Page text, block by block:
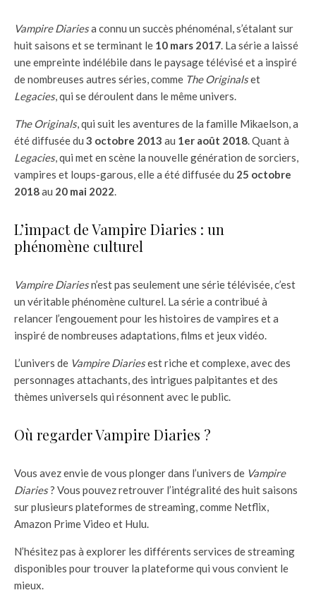
Vampire Diariesa connu un succès phénoménal, s’étalant sur
huit saisons et se terminant le 10 mars 2017 . La série a laissé
une empreinte indélébile dans le paysage télévisé et a inspiré
de nombreuses autres séries, comme The Originalset
Legacies, qui se déroulent dans le même univers.
The Originals, qui suit les aventures de la famille Mikaelson, a
été diffusée du 3 octobre 2013 au 1er août 2018 . Quant à
Legacies, qui met en scène la nouvelle génération de sorciers,
vampires et loups-garous, elle a été diffusée du 25 octobre
2018au 20 mai 2022
L’impact de Vampire Diaries : un
phénomène culturel
Vampire Diariesn’est pas seulement une série télévisée, c’est
un véritable phénomène culturel. La série a contribué à
relancer l’engouement pour les histoires de vampires et a
inspiré de nombreuses adaptations, films et jeux vidéo.
L’univers de Vampire Diariesest riche et complexe, avec des
personnages attachants, des intrigues palpitantes et des
thèmes universels qui résonnent avec le public.
Où regarder Vampire Diaries ?
Vous avez envie de vous plonger dans l’univers de Vampire
Diaries? Vous pouvez retrouver l’intégralité des huit saisons
sur plusieurs plateformes de streaming, comme Netflix,
Amazon Prime Video et Hulu.
N’hésitez pas à explorer les différents services de streaming
disponibles pour trouver la plateforme qui vous convient le
mieux.